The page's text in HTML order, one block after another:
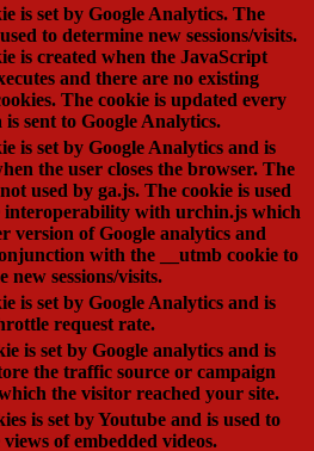
is set by Google Analytics. The
to determine new sessions/visits.
is created when the JavaScript
and there are no existing
The cookie is updated every
is sent to Google Analytics.
is set by Google Analytics and is
the user closes the browser. The
used by ga.js. The cookie is used
interoperability with urchin.js which
version of Google analytics and
with the __utmb cookie to
new sessions/visits.
is set by Google Analytics and is
request rate.
is set by Google analytics and is
the traffic source or campaign
the visitor reached your site.
is set by Youtube and is used to
of embedded videos.